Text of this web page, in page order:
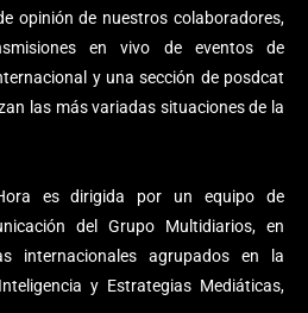
opinión de nuestros colaboradores,
en vivo de eventos de
y una sección de posdcat
las más variadas situaciones de la
es dirigida por un equipo de
del Grupo Multidiarios, en
internacionales agrupados en la
y Estrategias Mediáticas,